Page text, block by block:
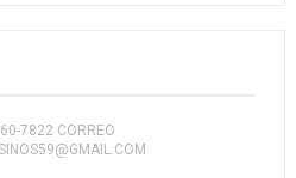
7822 CORREO